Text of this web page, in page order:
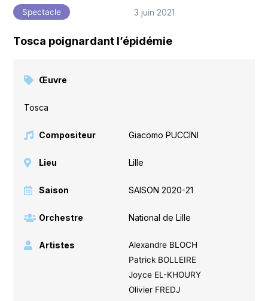
Spectacle 3 juin 2021
Tosca poignardant l’épidémie
Œuvre
Tosca
Compositeur Giacomo PUCCINI
Lieu Lille
Saison SAISON 2020-21
Orchestre National de Lille
Artistes
Alexandre BLOCH
Patrick BOLLEIRE
Joyce EL-KHOURY
Olivier FREDJ